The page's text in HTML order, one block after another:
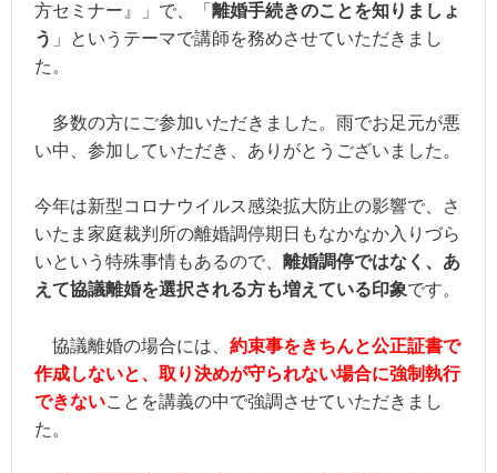
方セミナー』」で、「 離婚手続きのことを知りましょ
う 」というテーマで講師を務めさせていただきまし
た。
多数の方にご参加いただきました。雨でお足元が悪
い中、参加していただき、ありがとうございました。
今年は新型コロナウイルス感染拡大防止の影響で、さ
いたま家庭裁判所の離婚調停期日もなかなか入りづら
いという特殊事情もあるので、 離婚調停ではなく、あ
えて協議離婚を選択される方も増えている印象です。
協議離婚の場合には、 約束事をきちんと公正証書で
作成しないと、取り決めが守られない場合に強制執行
できないことを講義の中で強調させていただきまし
た。